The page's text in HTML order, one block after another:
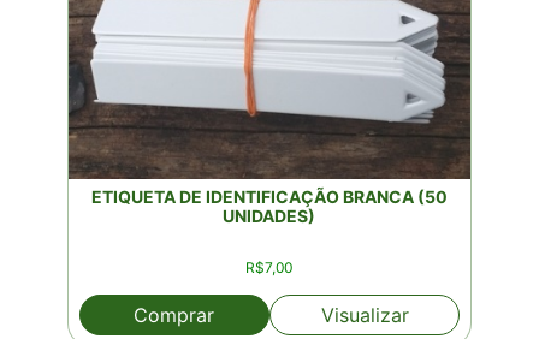
ETIQUETA DE IDENTIFICAÇÃO BRANCA (50
UNIDADES)
R$7,00
Comprar Visualizar